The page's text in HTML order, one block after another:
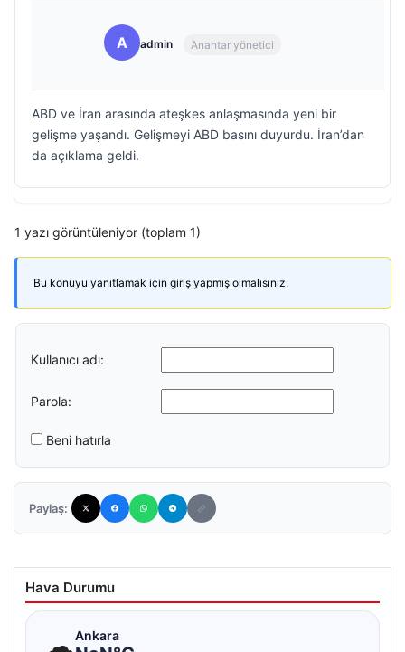
A admin Anahtar yönetici
ABD ve İran arasında ateşkes anlaşmasında yeni bir
gelişme yaşandı. Gelişmeyi ABD basını duyurdu. İran’dan
da açıklama geldi.
1 yazı görüntüleniyor (toplam 1)
Bu konuyu yanıtlamak için giriş yapmış olmalısınız.
Kullanıcı adı:
Parola:
Beni hatırla
Paylaş:
Hava Durumu
Ankara